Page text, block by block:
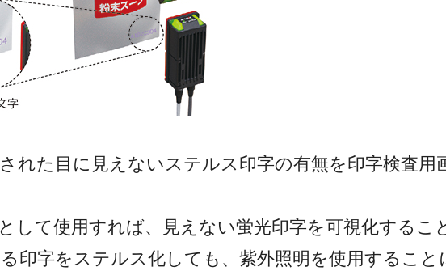
れた目に見えないステルス印字の有無を印字検査用
して使用すれば、見えない蛍光印字を可視化するこ
印字をステルス化しても、紫外照明を使用すること